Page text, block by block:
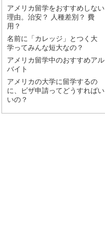
アメリカ留学をおすすめしない
理由。治安？ 人種差別？ 費
用？
名前に「カレッジ」とつく大
学ってみんな短大なの？
アメリカ留学中のおすすめアル
バイト
アメリカの大学に留学するの
に、ビザ申請ってどうすればい
いの？